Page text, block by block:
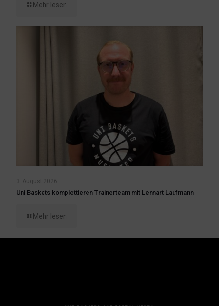
Mehr lesen
3. August 2026
Uni Baskets komplettieren Trainerteam mit Lennart Laufmann
Mehr lesen